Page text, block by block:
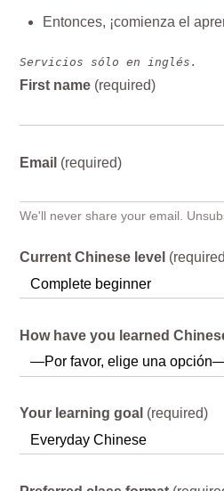
Entonces, ¡comienza el
Servicios sólo en inglés.
First name (required)
Email (required)
We'll never share your email.
Current Chinese level
How have you learned
Your learning goal (required)